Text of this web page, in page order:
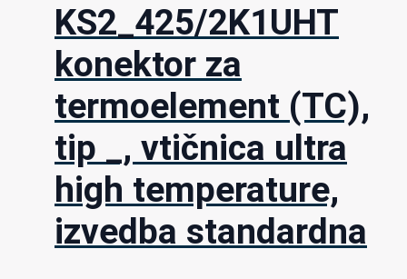
KS2_425/2K1UHT
konektor za
termoelement (TC),
tip _, vtičnica ultra
high temperature,
izvedba standardna